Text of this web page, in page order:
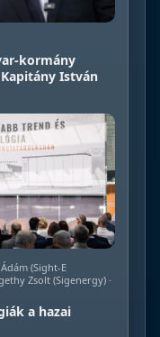
kormány
István
(Sight-E
Zsolt (Sigenergy) ·
a hazai